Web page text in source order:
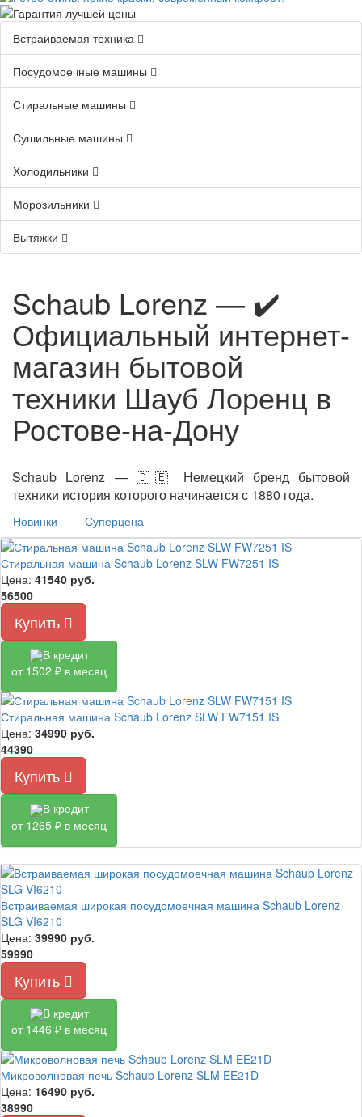
Встраиваемая техника
Посудомоечные машины
Стиральные машины
Сушильные машины
Холодильники
Морозильники
Вытяжки
Schaub Lorenz — ✔️
Официальный интернет-
магазин бытовой
техники Шауб Лоренц в
Ростове-на-Дону
Schaub Lorenz — 🇩🇪 Немецкий бренд бытовой
техники история которого начинается с 1880 года.
Новинки Суперцена
Стиральная машина Schaub Lorenz SLW FW7251 IS
Цена: 41540 руб.
56500
Купить
В кредит
от 1502 ₽ в месяц
Стиральная машина Schaub Lorenz SLW FW7151 IS
Цена: 34990 руб.
44390
Купить
В кредит
от 1265 ₽ в месяц
Встраиваемая широкая посудомоечная машина Schaub Lorenz
SLG VI6210
Цена: 39990 руб.
59990
Купить
В кредит
от 1446 ₽ в месяц
Микроволновая печь Schaub Lorenz SLM EE21D
Цена: 16490 руб.
38990